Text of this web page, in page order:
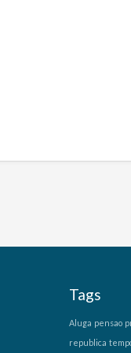
Tags
Aluga pensao
republica